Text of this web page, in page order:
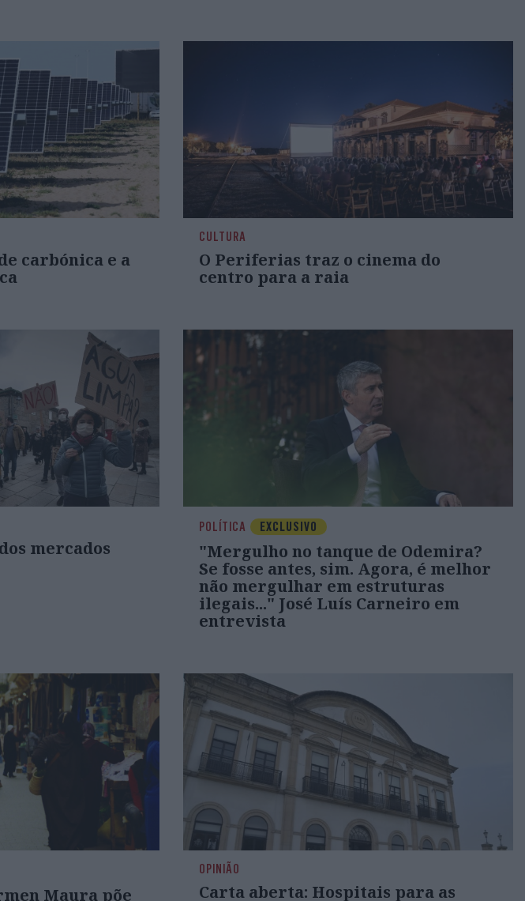
carbónica e a
CULTURA
O Periferias traz o cinema do
centro para a raia
mercados
POLÍTICA EXCLUSIVO
"Mergulho no tanque de Odemira?
Se fosse antes, sim. Agora, é melhor
não mergulhar em estruturas
ilegais..." José Luís Carneiro em
entrevista
Maura põe
OPINIÃO
Carta aberta: Hospitais para as